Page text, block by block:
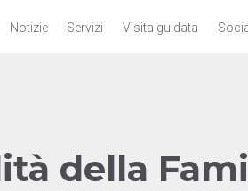
Notizie Servizi Visita guidata
della